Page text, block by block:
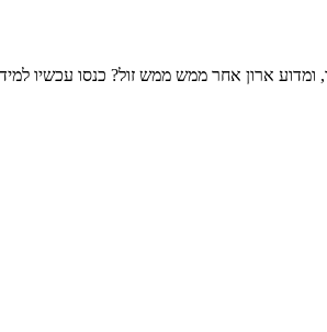
ארון אחר ממש ממש זול? כנסו עכשיו